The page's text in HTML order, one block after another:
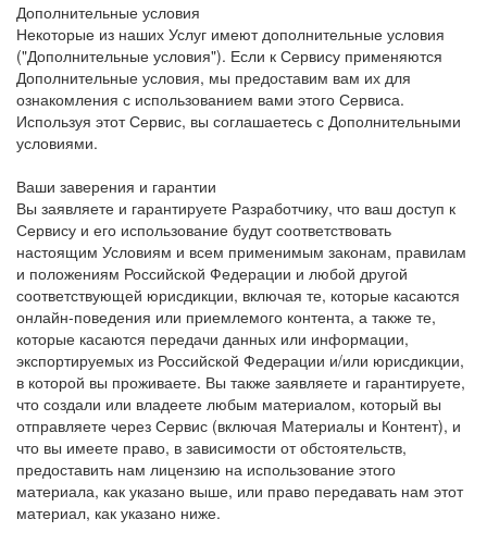
Дополнительные условия
Некоторые из наших Услуг имеют дополнительные условия
("Дополнительные условия"). Если к Сервису применяются
Дополнительные условия, мы предоставим вам их для
ознакомления с использованием вами этого Сервиса.
Используя этот Сервис, вы соглашаетесь с Дополнительными
условиями.
Ваши заверения и гарантии
Вы заявляете и гарантируете Разработчику, что ваш доступ к
Сервису и его использование будут соответствовать
настоящим Условиям и всем применимым законам, правилам
и положениям Российской Федерации и любой другой
соответствующей юрисдикции, включая те, которые касаются
онлайн-поведения или приемлемого контента, а также те,
которые касаются передачи данных или информации,
экспортируемых из Российской Федерации и/или юрисдикции,
в которой вы проживаете. Вы также заявляете и гарантируете,
что создали или владеете любым материалом, который вы
отправляете через Сервис (включая Материалы и Контент), и
что вы имеете право, в зависимости от обстоятельств,
предоставить нам лицензию на использование этого
материала, как указано выше, или право передавать нам этот
материал, как указано ниже.